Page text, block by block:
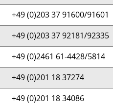
+49 (0)203 37 91600/91601
+49 (0)203 37 92181/92335
+49 (0)2461 61-4428/5814
+49 (0)201 18 37274
+49 (0)201 18 34086